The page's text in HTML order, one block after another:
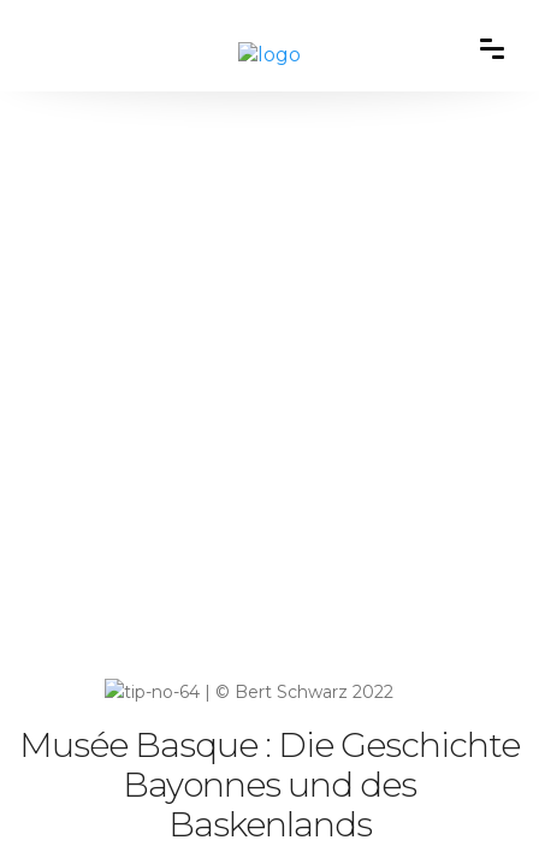
Musée Basque : Die Geschichte
Bayonnes und des
Baskenlands